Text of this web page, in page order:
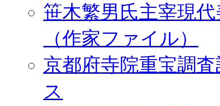
笹木繁男氏主宰現
（作家ファイル）
京都府寺院重宝調
ス